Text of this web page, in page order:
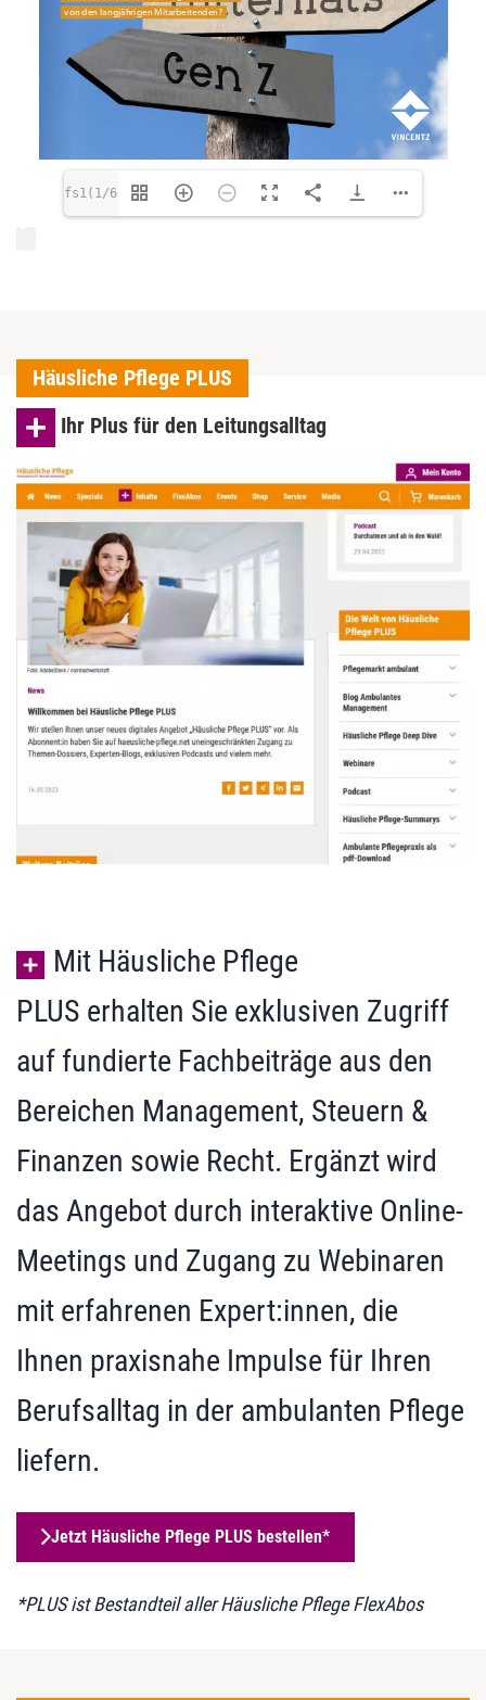
fs1(1/6)
Häusliche Pflege PLUS
Ihr Plus für den Leitungsalltag
Mit Häusliche Pflege
PLUS erhalten Sie exklusiven Zugriff
auf fundierte Fachbeiträge aus den
Bereichen Management, Steuern &
Finanzen sowie Recht. Ergänzt wird
das Angebot durch interaktive Online-
Meetings und Zugang zu Webinaren
mit erfahrenen Expert:innen, die
Ihnen praxisnahe Impulse für Ihren
Berufsalltag in der ambulanten Pflege
liefern.
Jetzt Häusliche Pflege PLUS bestellen*
*PLUS ist Bestandteil aller Häusliche Pflege FlexAbos